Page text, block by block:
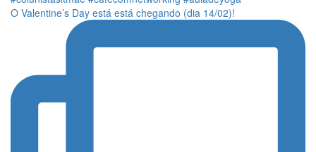
O Valentine’s Day está está chegando (dia 14/02)!